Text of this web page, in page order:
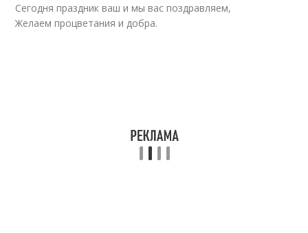
Сегодня праздник ваш и мы вас поздравляем,
Желаем процветания и добра.